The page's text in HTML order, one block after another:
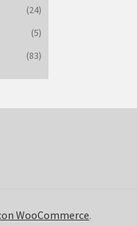
(24)
(5)
(83)
WooCommerce.